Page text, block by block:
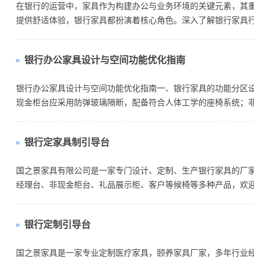
在银行的运营中，家具作为构建办公与业务环境的关键元素，
提供舒适体验，银行家具都扮演着核心角色。深入了解银行家具
银行办公家具设计与空间功能优化指南
银行办公家具设计与空间功能优化指南一、银行家具的功能分区
现金柜台应采用防弹玻璃隔断，配备符合人体工学的座椅系统；
银行定家具制引导台
国之景家具有限公司是一家专门设计、定制、生产银行家具的
经理台、非现金柜台、礼品展示柜、客户等候椅等多种产品，欢
银行定制引导台
国之景家具是一家专业定制医疗家具，颐养家具厂家，多年行